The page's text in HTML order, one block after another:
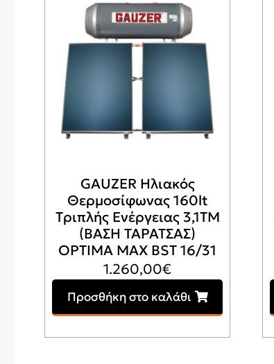
GAUZER Ηλιακός
Θερμοσίφωνας 160lt
Tριπλής Ενέργειας 3,1ΤΜ
(ΒΑΣΗ ΤΑΡΑΤΣΑΣ)
OPTIMA MAX BSΤ 16/31
1.260,00€
Προσθήκη στο καλάθι